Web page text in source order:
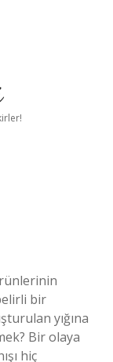
bir
yığına
Bir olaya
hiç